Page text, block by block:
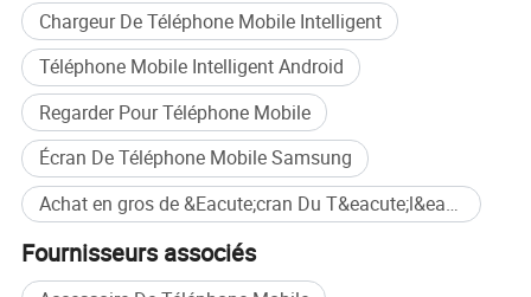
A : forfait de vente au détail.
Q5 : quel est le délai de production de masse ?
R : environ 3 à 7 jours.
Q6: Combien le fret de transport sera-t-il?
R : le fret dépend du poids et de la taille de l'emballage et
de votre région.
Chargeur De Téléphone Mobile Intelligent
Téléphone Mobile Intelligent Android
Regarder Pour Téléphone Mobile
Écran De Téléphone Mobile Samsung
Achat en gros de &Eacute;cran Du T&eacute;l&eacute;phone
Fournisseurs associés